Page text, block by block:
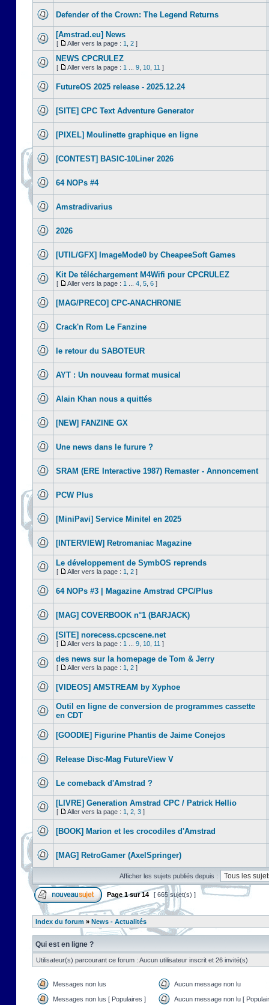
Defender of the Crown: The Legend Returns
[Amstrad.eu] News
[ Aller vers la page : 1 2 ]
NEWS CPCRULEZ
[ Aller vers la page : 1 9 10 11 ]
FutureOS 2025 release - 2025.12.24
[SITE] CPC Text Adventure Generator
[PIXEL] Moulinette graphique en ligne
[CONTEST] BASIC-10Liner 2026
64 NOPs #4
Amstradivarius
2026
[UTIL/GFX] ImageMode0 by CheapeeSoft Games
Kit De téléchargement M4Wifi pour CPCRULEZ
[ Aller vers la page : 1 4 5 6 ]
[MAG/PRECO] CPC-ANACHRONIE
Crack'n Rom Le Fanzine
le retour du SABOTEUR
AYT : Un nouveau format musical
Alain Khan nous a quittés
[NEW] FANZINE GX
Une news dans le furure ?
SRAM (ERE Interactive 1987) Remaster - Annoncement
PCW Plus
[MiniPavi] Service Minitel en 2025
[INTERVIEW] Retromaniac Magazine
Le développement de SymbOS reprends
[ Aller vers la page : 1 2 ]
64 NOPs #3 | Magazine Amstrad CPC/Plus
[MAG] COVERBOOK n°1 (BARJACK)
[SITE] norecess.cpcscene.net
[ Aller vers la page : 1 9 10 11 ]
des news sur la homepage de Tom & Jerry
[ Aller vers la page : 1 2 ]
[VIDEOS] AMSTREAM by Xyphoe
Outil en ligne de conversion de programmes cassette
en CDT
[GOODIE] Figurine Phantis de Jaime Conejos
Release Disc-Mag FutureView V
Le comeback d'Amstrad ?
[LIVRE] Generation Amstrad CPC / Patrick Hellio
[ Aller vers la page : 1 2 3 ]
[BOOK] Marion et les crocodiles d'Amstrad
[MAG] RetroGamer (AxelSpringer)
Afficher les sujets publiés depuis :
Page1sur14 [ 665 sujet(s) ]
Index du forum » News - Actualités
Qui est en ligne ?
Utilisateur(s) parcourant ce forum : Aucun utilisateur inscrit et 26 invité(s)
Messages non lus Aucun message non lu
Messages non lus [ Populaires ] Aucun message non lu [